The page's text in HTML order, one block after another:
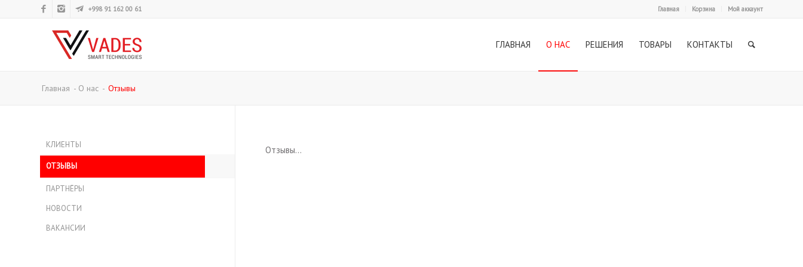
Главная Корзина Мой аккаунт
+998 91 162 00 61
ГЛАВНАЯ О НАС РЕШЕНИЯ ТОВАРЫ КОНТАКТЫ
Главная - О нас - Отзывы
Отзывы…
КЛИЕНТЫ
ОТЗЫВЫ
ПАРТНЁРЫ
НОВОСТИ
ВАКАНСИИ